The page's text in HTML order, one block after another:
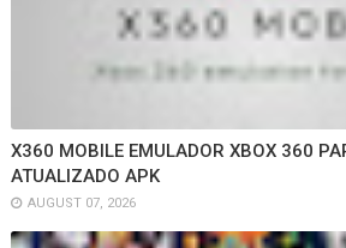
X360 MOBILE EMULADOR XBOX 360
ATUALIZADO APK
AUGUST 07, 2026